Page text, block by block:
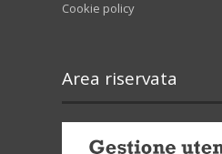
Cookie policy
Area riservata